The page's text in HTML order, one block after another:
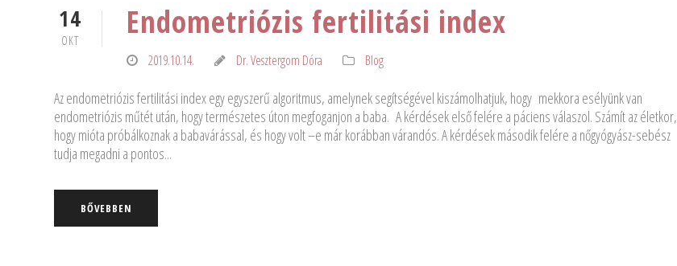
14
OKT Endometriózis fertilitási index
2019.10.14. Dr. Vesztergom Dóra Blog
Az endometriózis fertilitási index egy egyszerű algoritmus, amelynek segítségével kiszámolhatjuk, hogy mekkora esélyünk van
endometriózis műtét után, hogy természetes úton megfoganjon a baba. A kérdések első felére a páciens válaszol. Számít az életkor,
hogy mióta próbálkoznak a babavárással, és hogy volt –e már korábban várandós. A kérdések második felére a nőgyógyász-sebész
tudja megadni a pontos...
BŐVEBBEN